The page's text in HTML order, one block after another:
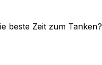
beste Zeit zum Tanken?